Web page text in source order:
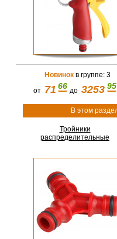
Новинокв группе: 3
от 71 66до3253 95
В этом
Тройники
распределительные